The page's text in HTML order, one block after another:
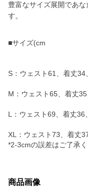
豊富なサイズ展開であ
す。
■サイズ(cm
S：ウェスト61、着丈34
M：ウェスト65、着丈
L：ウェスト69、着丈36
XL：ウェスト73、着丈
*2-3cmの誤差はご了承く
商品画像